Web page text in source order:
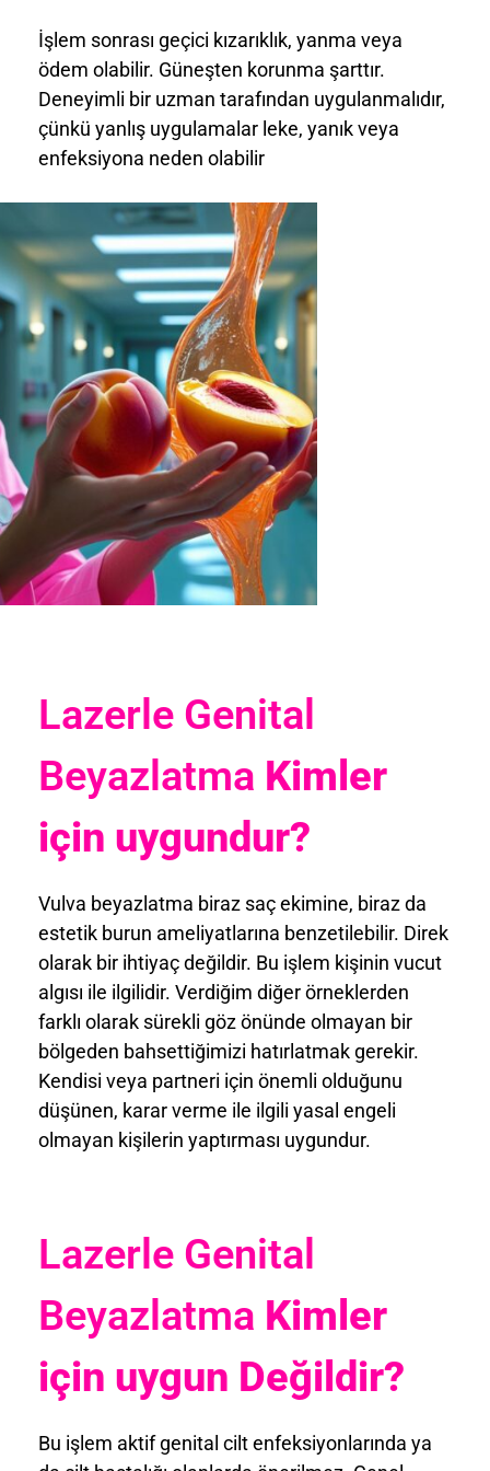
İşlem sonrası geçici kızarıklık, yanma veya
ödem olabilir. Güneşten korunma şarttır.
Deneyimli bir uzman tarafından uygulanmalıdır,
çünkü yanlış uygulamalar leke, yanık veya
enfeksiyona neden olabilir
Lazerle Genital
Beyazlatma Kimler
için uygundur?
Vulva beyazlatma biraz saç ekimine, biraz da
estetik burun ameliyatlarına benzetilebilir. Direk
olarak bir ihtiyaç değildir. Bu işlem kişinin vucut
algısı ile ilgilidir. Verdiğim diğer örneklerden
farklı olarak sürekli göz önünde olmayan bir
bölgeden bahsettiğimizi hatırlatmak gerekir.
Kendisi veya partneri için önemli olduğunu
düşünen, karar verme ile ilgili yasal engeli
olmayan kişilerin yaptırması uygundur.
Lazerle Genital
Beyazlatma Kimler
için uygun Değildir?
Bu işlem aktif genital cilt enfeksiyonlarında ya